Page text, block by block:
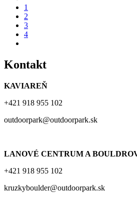
1
2
3
4
Kontakt
KAVIAREŇ
+421 918 955 102
outdoorpark@outdoorpark.sk
LANOVÉ CENTRUM A
+421 918 955 102
kruzkyboulder@outdoorpark.sk